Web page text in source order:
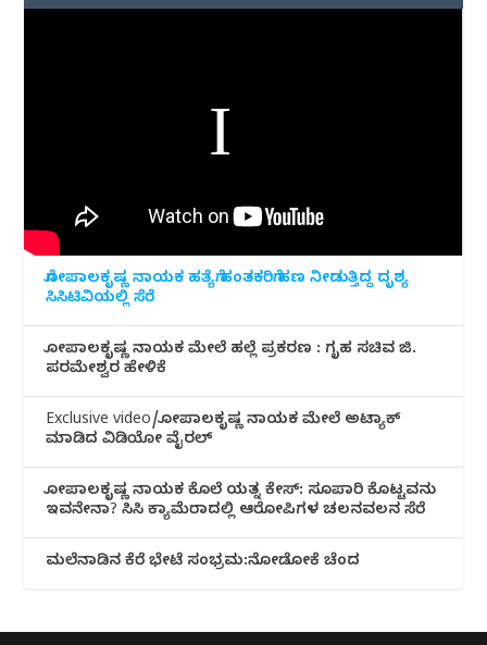
ಗೋಪಾಲಕೃಷ್ಣ ನಾಯಕ ಹತ್ಯೆಗೆ ಹಂತಕರಿಗೆ ಹಣ ನೀಡುತ್ತಿದ್ದ ದೃಶ್ಯ
ಸಿಸಿಟಿವಿಯಲ್ಲಿ ಸೆರೆ
ಗೋಪಾಲಕೃಷ್ಣ ನಾಯಕ ಮೇಲೆ ಹಲ್ಲೆ ಪ್ರಕರಣ : ಗೃಹ ಸಚಿವ ಜಿ.
ಪರಮೇಶ್ವರ ಹೇಳಿಕೆ
Exclusive video/ಗೋಪಾಲಕೃಷ್ಣ ನಾಯಕ ಮೇಲೆ ಅಟ್ಯಾಕ್
ಮಾಡಿದ ವಿಡಿಯೋ ವೈರಲ್
ಗೋಪಾಲಕೃಷ್ಣ ನಾಯಕ ಕೊಲೆ ಯತ್ನ ಕೇಸ್: ಸೂಪಾರಿ ಕೊಟ್ಟವನು
ಇವನೇನಾ? ಸಿಸಿ ಕ್ಯಾಮೆರಾದಲ್ಲಿ ಆರೋಪಿಗಳ ಚಲನವಲನ ಸೆರೆ
ಮಲೆನಾಡಿ‌ನ ಕೆರೆ ಭೇಟೆ ಸಂಭ್ರಮ:ನೋಡೋಕೆ ಚೆಂದ